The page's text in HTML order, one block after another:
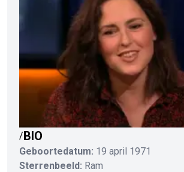
/BIO
Geboortedatum: 19 april 1971
Sterrenbeeld: Ram